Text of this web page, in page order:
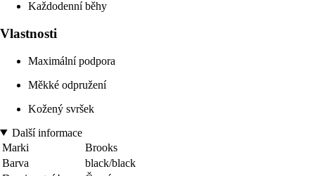
Každodenní běhy
Vlastnosti
Maximální podpora
Měkké odpružení
Kožený svršek
Další informace
Marki
Brooks
Barva
black/black